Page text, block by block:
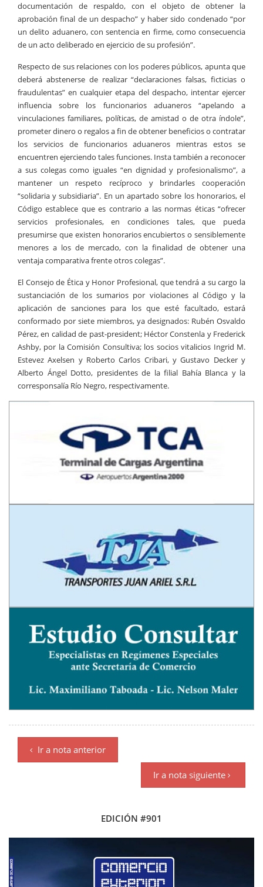
documentación de respaldo, con el objeto de obtener la
aprobación final de un despacho” y haber sido condenado “por
un delito aduanero, con sentencia en firme, como consecuencia
de un acto deliberado en ejercicio de su profesión”.
Respecto de sus relaciones con los poderes públicos, apunta que
deberá abstenerse de realizar “declaraciones falsas, ficticias o
fraudulentas” en cualquier etapa del despacho, intentar ejercer
influencia sobre los funcionarios aduaneros “apelando a
vinculaciones familiares, políticas, de amistad o de otra índole”,
prometer dinero o regalos a fin de obtener beneficios o contratar
los servicios de funcionarios aduaneros mientras estos se
encuentren ejerciendo tales funciones. Insta también a reconocer
a sus colegas como iguales “en dignidad y profesionalismo”, a
mantener un respeto recíproco y brindarles cooperación
“solidaria y subsidiaria”. En un apartado sobre los honorarios, el
Código establece que es contrario a las normas éticas “ofrecer
servicios profesionales, en condiciones tales, que pueda
presumirse que existen honorarios encubiertos o sensiblemente
menores a los de mercado, con la finalidad de obtener una
ventaja comparativa frente otros colegas”.
El Consejo de Ética y Honor Profesional, que tendrá a su cargo la
sustanciación de los sumarios por violaciones al Código y la
aplicación de sanciones para los que esté facultado, estará
conformado por siete miembros, ya designados: Rubén Osvaldo
Pérez, en calidad de past-president; Héctor Constenla y Frederick
Ashby, por la Comisión Consultiva; los socios vitalicios Ingrid M.
Estevez Axelsen y Roberto Carlos Cribari, y Gustavo Decker y
Alberto Ángel Dotto, presidentes de la filial Bahía Blanca y la
corresponsalía Río Negro, respectivamente.
Ir a nota anterior
Ir a nota siguiente
EDICIÓN #901